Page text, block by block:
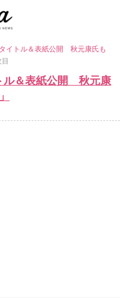
イトル＆表紙公開 秋元康氏も
ル＆表紙公開 秋元康